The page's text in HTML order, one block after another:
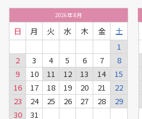
2026年8月
日 月 火 水 木 金
土
1
2
3 4 5 6 7
8
9
10 11 12 13 14
15
16
17 18 19 20 21
22
23
24 25 26 27 28
29
30
31